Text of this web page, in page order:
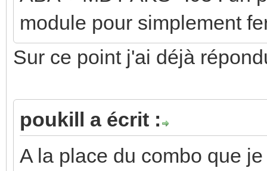
module pour simplement
Sur ce point j'ai déjà
poukill a écrit :
A la place du combo que